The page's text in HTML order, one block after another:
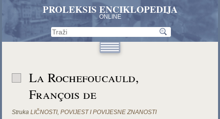
PROLEKSIS ENCIKLOPEDIJA
ONLINE
La Rochefoucauld,
François de
Struka LIČNOSTI,POVIJEST I POVIJESNE ZNANOSTI